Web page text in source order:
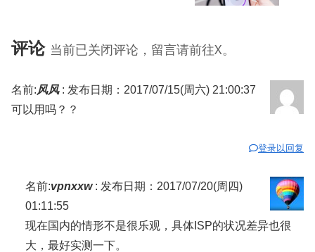
评论 当前已关闭评论，留言请前往X。
名前:风风: 发布日期：2017/07/15(周六) 21:00:37
可以用吗？？
登录以回复
名前:vpnxxw: 发布日期：2017/07/20(周四)
01:11:55
现在国内的情形不是很乐观，具体ISP的状况差异也很
大，最好实测一下。